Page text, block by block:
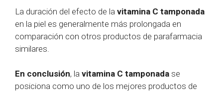
La duración del efecto de la vitamina C tamponada
en la piel es generalmente más prolongada en
comparación con otros productos de parafarmacia
similares.
En conclusión, la vitamina C tamponada se
posiciona como uno de los mejores productos de